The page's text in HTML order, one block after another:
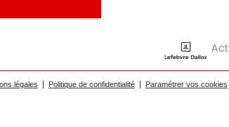
légales Politique de confidentialité Paramétrer vos cookies